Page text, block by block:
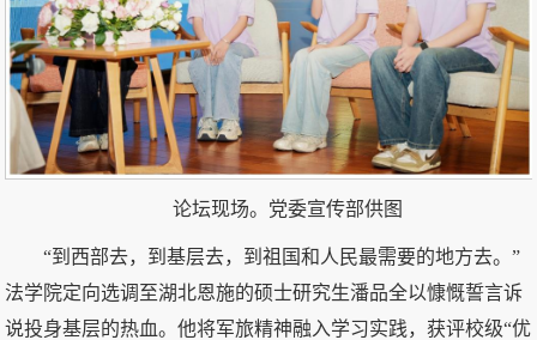
论坛现场。党委宣传部供图
“到西部去，到基层去，到祖国和人民最需要的地方去。”
法学院定向选调至湖北恩施的硕士研究生潘品全以慷慨誓言诉
说投身基层的热血。他将军旅精神融入学习实践，获评校级“优